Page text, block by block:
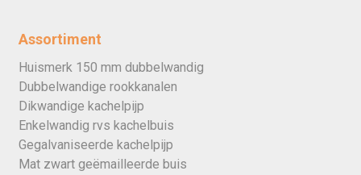
Assortiment
Huismerk 150 mm dubbelwandig
Dubbelwandige rookkanalen
Dikwandige kachelpijp
Enkelwandig rvs kachelbuis
Gegalvaniseerde kachelpijp
Mat zwart geëmailleerde buis